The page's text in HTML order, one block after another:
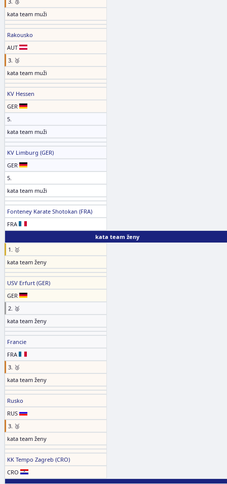
kata team muži
Rakousko
AUT
3. 🥉
kata team muži
KV Hessen
GER
5.
kata team muži
KV Limburg (GER)
GER
5.
kata team muži
Fonteney Karate Shotokan (FRA)
FRA
kata team ženy
1. 🥇
kata team ženy
USV Erfurt (GER)
GER
2. 🥈
kata team ženy
Francie
FRA
3. 🥉
kata team ženy
Rusko
RUS
3. 🥉
kata team ženy
KK Tempo Zagreb (CRO)
CRO